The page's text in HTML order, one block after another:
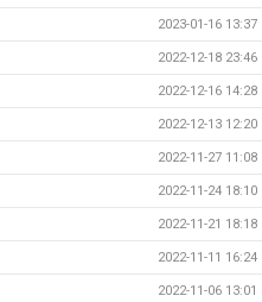
2023-01-16 13:37
2022-12-18 23:46
2022-12-16 14:28
2022-12-13 12:20
2022-11-27 11:08
2022-11-24 18:10
2022-11-21 18:18
2022-11-11 16:24
2022-11-06 13:01